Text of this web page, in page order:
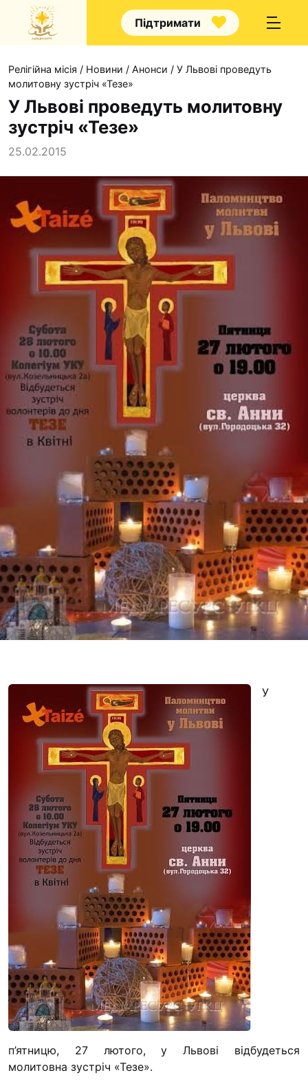
Підтримати
Волонтерство
Наші напрямки
Наш покровитель
Контакти
Проекти
Кулінарний гурток
Іконописна школа
“Капеланчики”
Альтернатива
Одна церква – одна
“КОПА”
Як допомогти
Ми помолимося
З рук в руки
Підтримати сім’ю
Юричко
“#Усинови_ТИ”
Освіта
Контакти
(096) 749 79 80
procopecj@gmail.com
Релігійна місія / Новини / Анонси / У Львові проведуть
молитовну зустріч «Тезе»
У Львові проведуть молитовну
зустріч «Тезе»
25.02.2015
У
п’ятницю, 27 лютого, у Львові відбудеться
молитовна зустріч «Тезе».